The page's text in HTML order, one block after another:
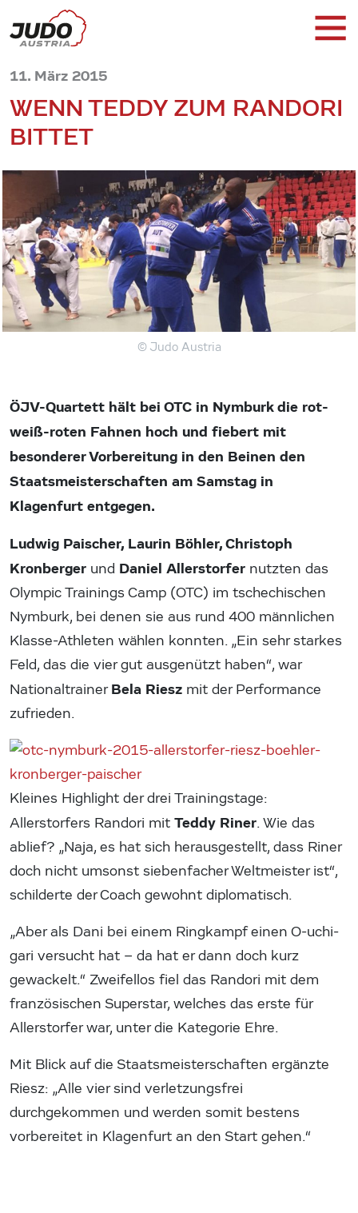
11. März 2015
WENN TEDDY ZUM RANDORI
BITTET
© Judo Austria
ÖJV-Quartett hält bei OTC in Nymburk die rot-
weiß-roten Fahnen hoch und fiebert mit
besonderer Vorbereitung in den Beinen den
Staatsmeisterschaften am Samstag in
Klagenfurt entgegen.
Ludwig Paischer, Laurin Böhler, Christoph
Kronberger und Daniel Allerstorfer nutzten das
Olympic Trainings Camp (OTC) im tschechischen
Nymburk, bei denen sie aus rund 400 männlichen
Klasse-Athleten wählen konnten. „Ein sehr starkes
Feld, das die vier gut ausgenützt haben“, war
NationaltrainerBela Riesz mit der Performance
zufrieden.
Kleines Highlight der drei Trainingstage:
Allerstorfers Randori mit Teddy Riner. Wie das
ablief? „Naja, es hat sich herausgestellt, dass Riner
doch nicht umsonst siebenfacher Weltmeister ist“,
schilderte der Coach gewohnt diplomatisch.
„Aber als Dani bei einem Ringkampf einen O-uchi-
gari versucht hat – da hat er dann doch kurz
gewackelt.“ Zweifellos fiel das Randori mit dem
französischen Superstar, welches das erste für
Allerstorfer war, unter die Kategorie Ehre.
Mit Blick auf die Staatsmeisterschaften ergänzte
Riesz: „Alle vier sind verletzungsfrei
durchgekommen und werden somit bestens
vorbereitet in Klagenfurt an den Start gehen.“